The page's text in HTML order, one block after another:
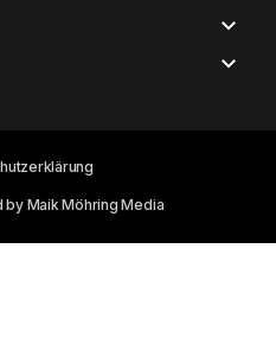
Maik Möhring Media